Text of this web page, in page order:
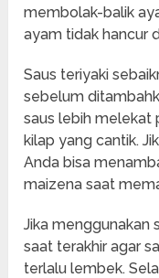
membolak-balik
ayam tidak hancur
Saus teriyaki
sebelum
saus lebih melekat
kilap yang cantik.
Anda bisa
maizena saat
Jika menggunakan
saat terakhir agar
terlalu lembek.